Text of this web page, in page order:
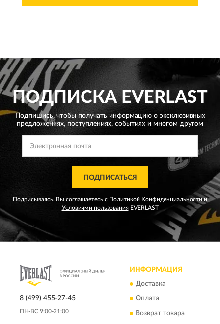
ПОДПИСКАEVERLAST
Подпишись, чтобы получать информацию о эксклюзивных
предложениях, поступлениях, событиях и многом другом
ПОДПИСАТЬСЯ
Подписываясь, Вы соглашаетесь с Политикой Конфиденциальности и
Условиями пользованияEVERLAST
8 (499) 455-27-45
ПН-ВС 9:00-21:00
ИНФОРМАЦИЯ
Доставка
Оплата
Возврат товара